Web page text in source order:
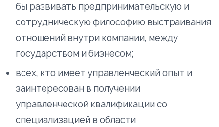
бы развивать предпринимательскую и
сотрудническую философию выстраивания
отношений внутри компании, между
государством и бизнесом;
всех, кто имеет управленческий опыт и
заинтересован в получении
управленческой квалификации со
специализацией в области